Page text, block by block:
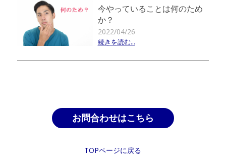
今やっていることは何のため
か？
2022/04/26
続きを読む...
お問合わせはこちら
TOPページに戻る